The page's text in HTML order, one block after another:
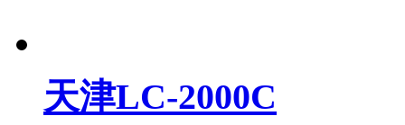
天津LC-2000C